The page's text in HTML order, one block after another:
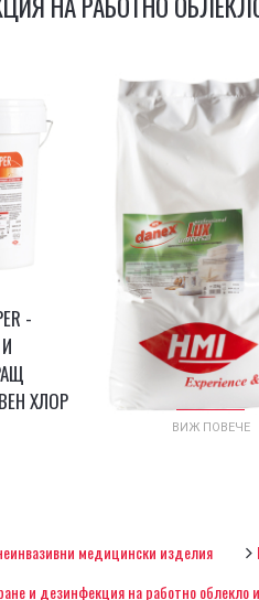
-
ХЛОР
®LUX -
ПРАХООБРАЗЕН
ПРЕПАРАТ
ВИЖ ПОВЕЧЕ
медицински изделия
и дезинфекция на работно облекло